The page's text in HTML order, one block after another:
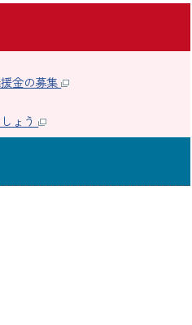
援金の募集
しょう